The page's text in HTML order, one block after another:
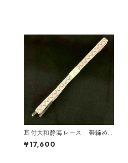
耳付大和静海レース 帯締め
(ピンク) ＜和小物さくら＞
SOJ-102
¥17,600